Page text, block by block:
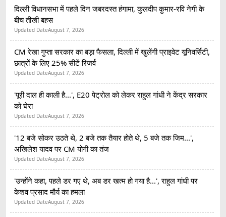
दिल्ली विधानसभा में पहले दिन जबरदस्त हंगामा, कुलदीप कुमार-रवि नेगी के
बीच तीखी बहस
Updated DateAugust 7, 2026
CM रेखा गुप्ता सरकार का बड़ा फैसला, दिल्ली में खुलेंगी प्राइवेट यूनिवर्सिटी,
छात्रों के लिए 25% सीटें रिजर्व
Updated DateAugust 7, 2026
'पूरी दाल ही काली है...', E20 पेट्रोल को लेकर राहुल गांधी ने केंद्र सरकार
को घेरा
Updated DateAugust 7, 2026
'12 बजे सोकर उठते थे, 2 बजे तक तैयार होते थे, 5 बजे तक जिम...',
अखिलेश यादव पर CM योगी का तंज
Updated DateAugust 7, 2026
'उन्होंने कहा, पहले डर गए थे, अब डर खत्म हो गया है...', राहुल गांधी पर
केशव प्रसाद मौर्य का हमला
Updated DateAugust 7, 2026